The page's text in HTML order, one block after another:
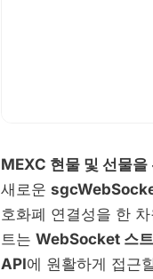
MEXC 현물 및 선물
새로운
호화폐 연결성을 한
트는 WebSocket 스
API에 원활하게 접근